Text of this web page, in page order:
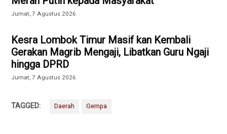
Jumat, 7 Agustus 2026
Kesra Lombok Timur Masif kan Kembali
Gerakan Magrib Mengaji, Libatkan Guru Ngaji
hingga DPRD
Jumat, 7 Agustus 2026
TAGGED: Daerah Gempa